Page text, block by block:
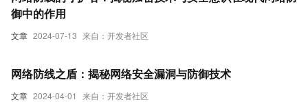
文章 2024-07-13 来自：开发者社区
御中的作用
文章 2024-04-01 来自：开发者社区
网络防线之盾：揭秘网络安全漏洞与防御技术